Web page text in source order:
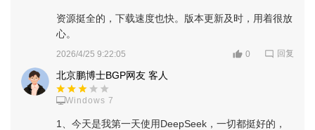
软件功能
混合专家（MoE）架构：DeepSeek大模型采用MoE架构，通
资源挺全的，下载速度也快。版本更新及时，用着很放
心。
2026/4/25 9:22:05 0 回复
北京鹏博士BGP网友 客人
Windows 7
1、今天是我第一天使用DeepSeek，一切都挺好的，